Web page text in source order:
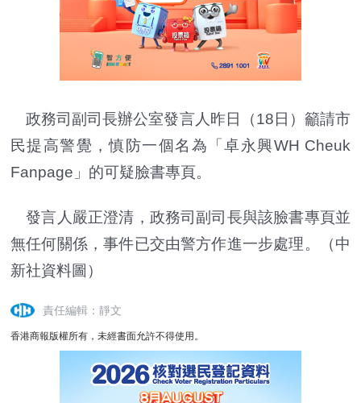
政務司副司長辦公室發言人昨日（18日）籲請市
民提高警覺，慎防一個名為「卓永興WH Cheuk
Fanpage」的可疑臉書專頁。
發言人嚴正澄清，政務司副司長與該臉書專頁並
無任何關係，事件已交由警方作進一步處理。（中
新社資料圖）
責任編輯：靜文
香港商報版權所有，未經書面允許不得使用。